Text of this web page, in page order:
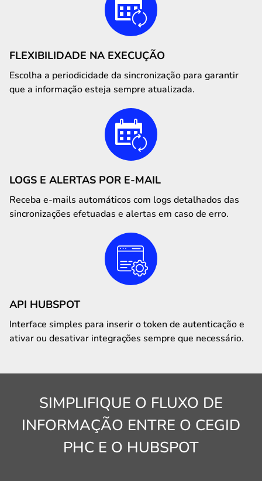
FLEXIBILIDADE NA EXECUÇÃO
Escolha a periodicidade da sincronização para garantir
que a informação esteja sempre atualizada.
LOGS E ALERTAS POR E-MAIL
Receba e-mails automáticos com logs detalhados das
sincronizações efetuadas e alertas em caso de erro.
API HUBSPOT
Interface simples para inserir o token de autenticação e
ativar ou desativar integrações sempre que necessário.
SIMPLIFIQUE O FLUXO DE
INFORMAÇÃO ENTRE O CEGID
PHC E O HUBSPOT